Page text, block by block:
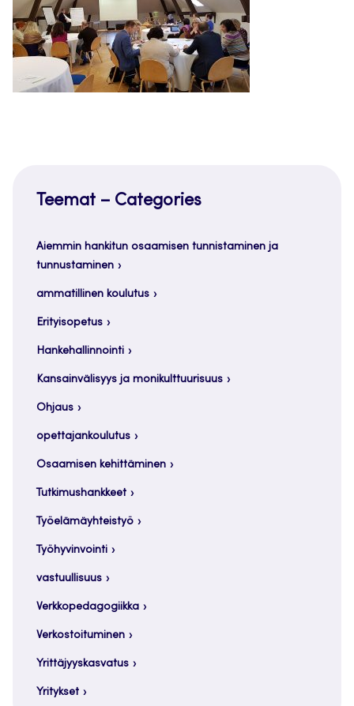
Teemat – Categories
Aiemmin hankitun osaamisen tunnistaminen ja
tunnustaminen
ammatillinen koulutus
Erityisopetus
Hankehallinnointi
Kansainvälisyys ja monikulttuurisuus
Ohjaus
opettajankoulutus
Osaamisen kehittäminen
Tutkimushankkeet
Työelämäyhteistyö
Työhyvinvointi
vastuullisuus
Verkkopedagogiikka
Verkostoituminen
Yrittäjyyskasvatus
Yritykset